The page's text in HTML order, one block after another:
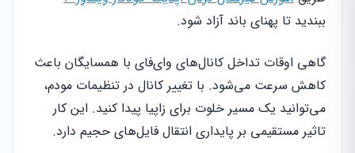
ببندید تا پهنای باند آزاد شود.
گاهی اوقات تداخل کانال‌های وای‌فای با همسایگان باعث
کاهش سرعت می‌شود. با تغییر کانال در تنظیمات مودم،
می‌توانید یک مسیر خلوت برای زاپیا پیدا کنید. این کار
تاثیر مستقیمی بر پایداری انتقال فایل‌های حجیم دارد.